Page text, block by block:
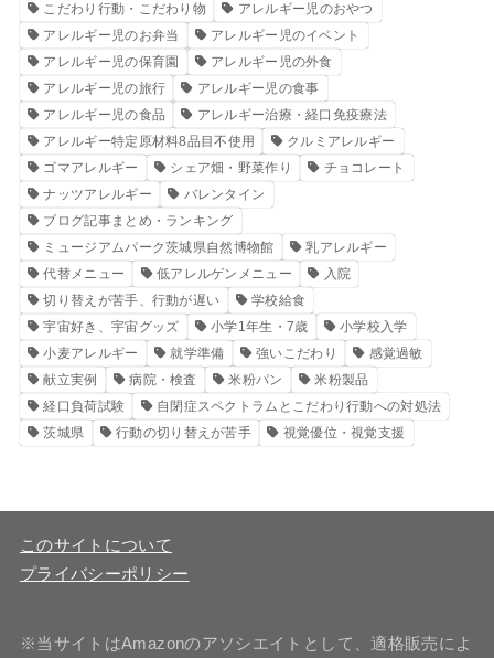
こだわり行動・こだわり物
アレルギー児のおやつ
アレルギー児のお弁当
アレルギー児のイベント
アレルギー児の保育園
アレルギー児の外食
アレルギー児の旅行
アレルギー児の食事
アレルギー児の食品
アレルギー治療・経口免疫療法
アレルギー特定原材料8品目不使用
クルミアレルギー
ゴマアレルギー
シェア畑・野菜作り
チョコレート
ナッツアレルギー
バレンタイン
ブログ記事まとめ・ランキング
ミュージアムパーク茨城県自然博物館
乳アレルギー
代替メニュー
低アレルゲンメニュー
入院
切り替えが苦手、行動が遅い
学校給食
宇宙好き、宇宙グッズ
小学1年生・7歳
小学校入学
小麦アレルギー
就学準備 強いこだわり
感覚過敏
献立実例
病院・検査 米粉パン
米粉製品
経口負荷試験
自閉症スペクトラムとこだわり行動への対処法
茨城県
行動の切り替えが苦手 視覚優位・視覚支援
このサイトについて
プライバシーポリシー
※当サイトはAmazonのアソシエイトとして、適格販売によ